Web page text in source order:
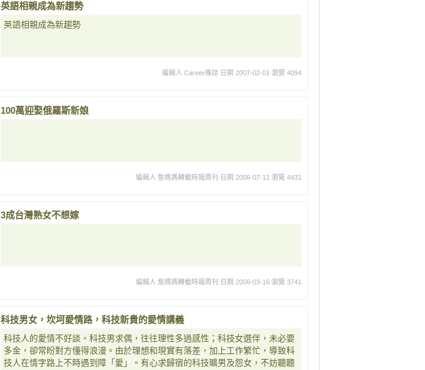
英語相親成為新趨勢
英語相親成為新趨勢
編輯人 Career雜誌 日期 2007-02-01 瀏覽 4094
100萬迎娶俄羅斯新娘
編輯人 詹媽媽轉載時報周刊 日期 2006-07-11 瀏覽 4431
3成台灣熟女不想嫁
編輯人 詹媽媽轉載時報周刊 日期 2006-03-16 瀏覽 3741
科技男女，坎坷愛情路，科技新貴的愛情講義
科技人的愛情不好談。科技男求偶，往往理性多過感性；科技女選伴，未必要
多金，卻常盼對方懂得浪漫。由於理想和現實有落差，加上工作繁忙，導致科
技人在情字路上不時遇到障「愛」。有心求歸宿的科技曠男及怨女，不妨聽聽